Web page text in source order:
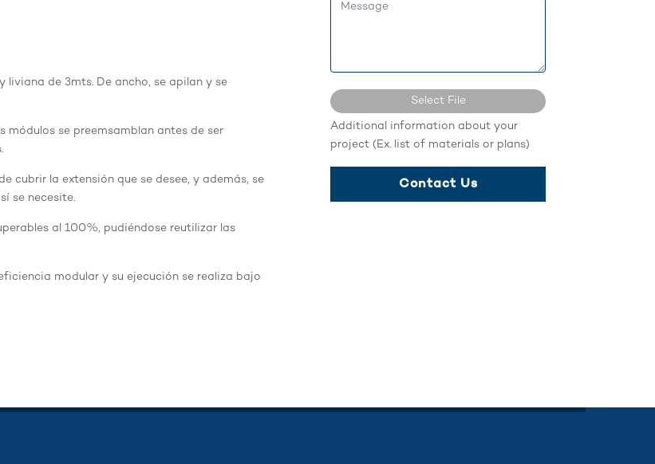
de 3mts. De ancho, se apilan y se
módulos se preemsamblan antes de ser
cubrir la extensión que se desee, y además, se
se necesite.
al 100%, pudiéndose reutilizar las
modular y su ejecución se realiza bajo
Select File
No file selected...
Additional information about your
project (Ex. list of materials or plans)